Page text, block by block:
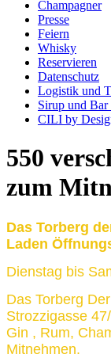
Champagner
Presse
Feiern
Whisky
Reservieren
Datenschutz
Logistik und
Sirup und Bar
CILI by
550
zum
Das Torberg
Laden
Dienstag bis
Das Torberg
Strozzigasse
Gin , Rum,
Mitnehmen.